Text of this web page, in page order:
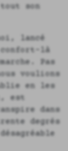
son
lancé
confort-là
Pas
voulions
en les
est
dans
degrés